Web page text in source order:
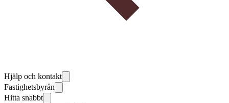
Hjälp och kontakt
Fastighetsbyrån
Hitta snabbt